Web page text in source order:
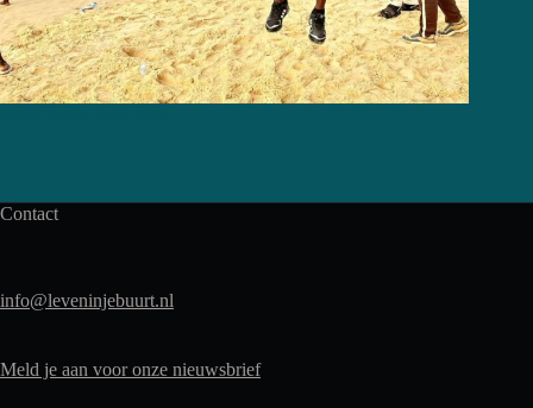
Contact
info@leveninjebuurt.nl
Meld je aan voor onze nieuwsbrief